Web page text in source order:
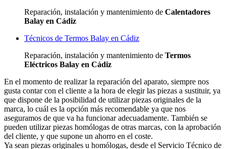
Reparación, instalación y mantenimiento de Calentadores
Balay en Cádiz
Técnicos de Termos Balay en Cádiz
Reparación, instalación y mantenimiento de Termos
Eléctricos Balay en Cádiz
En el momento de realizar la reparación del aparato, siempre nos
gusta contar con el cliente a la hora de elegir las piezas a sustituir, ya
que dispone de la posibilidad de utilizar piezas originales de la
marca, lo cuál es la opción más recomendable ya que nos
aseguramos de que va ha funcionar adecuadamente. También se
pueden utilizar piezas homólogas de otras marcas, con la aprobación
del cliente, y que supone un ahorro en el coste.
Ya sean piezas originales u homólogas, desde el Servicio Técnico de